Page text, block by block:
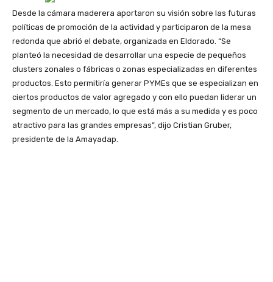
Desde la cámara maderera aportaron su visión sobre las futuras
políticas de promoción de la actividad y participaron de la mesa
redonda que abrió el debate, organizada en Eldorado. “Se
planteó la necesidad de desarrollar una especie de pequeños
clusters zonales o fábricas o zonas especializadas en diferentes
productos. Esto permitiría generar PYMEs que se especializan en
ciertos productos de valor agregado y con ello puedan liderar un
segmento de un mercado, lo que está más a su medida y es poco
atractivo para las grandes empresas”, dijo Cristian Gruber,
presidente de la Amayadap.